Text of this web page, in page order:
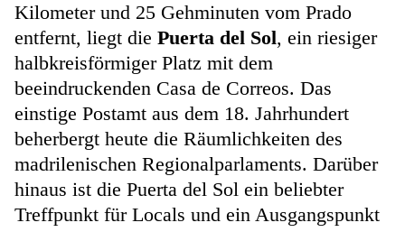
Kilometer und 25 Gehminuten vom Prado
entfernt, liegt die Puerta del Sol, ein riesiger
halbkreisförmiger Platz mit dem
beeindruckenden Casa de Correos. Das
einstige Postamt aus dem 18. Jahrhundert
beherbergt heute die Räumlichkeiten des
madrilenischen Regionalparlaments. Darüber
hinaus ist die Puerta del Sol ein beliebter
Treffpunkt für Locals und ein Ausgangspunkt